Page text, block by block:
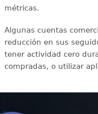
métricas.
Algunas cuentas
reducción en sus
tener actividad cero
compradas, o utilizar